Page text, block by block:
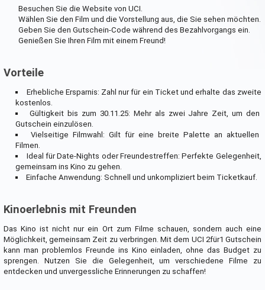
Besuchen Sie die Website von UCI.
Wählen Sie den Film und die Vorstellung aus, die Sie sehen möchten.
Geben Sie den Gutschein-Code während des Bezahlvorgangs ein.
Genießen Sie Ihren Film mit einem Freund!
Vorteile
Erhebliche Ersparnis: Zahl nur für ein Ticket und erhalte das zweite
kostenlos.
Gültigkeit bis zum 30.11.25: Mehr als zwei Jahre Zeit, um den
Gutschein einzulösen.
Vielseitige Filmwahl: Gilt für eine breite Palette an aktuellen
Filmen.
Ideal für Date-Nights oder Freundestreffen: Perfekte Gelegenheit,
gemeinsam ins Kino zu gehen.
Einfache Anwendung: Schnell und unkompliziert beim Ticketkauf.
Kinoerlebnis mit Freunden
Das Kino ist nicht nur ein Ort zum Filme schauen, sondern auch eine
Möglichkeit, gemeinsam Zeit zu verbringen. Mit dem UCI 2für1 Gutschein
kann man problemlos Freunde ins Kino einladen, ohne das Budget zu
sprengen. Nutzen Sie die Gelegenheit, um verschiedene Filme zu
entdecken und unvergessliche Erinnerungen zu schaffen!